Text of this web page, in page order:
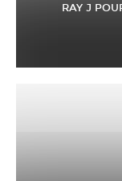
RAY J